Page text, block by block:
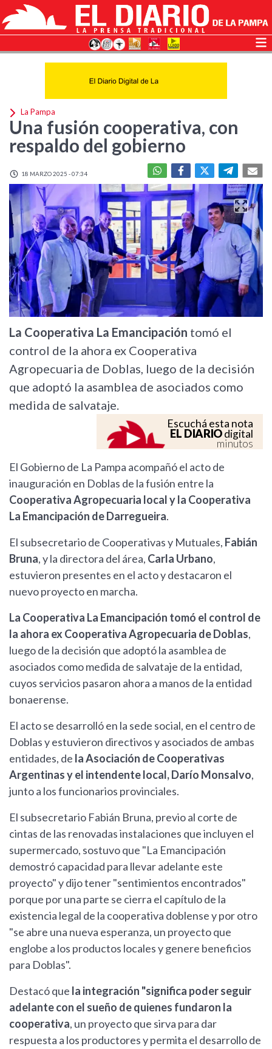
La Pampa
Una fusión cooperativa, con
respaldo del gobierno
18 MARZO 2025 - 07:34
La Cooperativa La Emancipación tomó el
control de la ahora ex Cooperativa
Agropecuaria de Doblas, luego de la decisión
que adoptó la asamblea de asociados como
medida de salvataje.
Escuchá esta nota
EL DIARIOdigital
minutos
El Gobierno de La Pampa acompañó el acto de
inauguración en Doblas de la fusión entre la
Cooperativa Agropecuaria local y la Cooperativa
La Emancipación de Darregueira.
El subsecretario de Cooperativas y Mutuales, Fabián
Bruna, y la directora del área, Carla Urbano,
estuvieron presentes en el acto y destacaron el
nuevo proyecto en marcha.
La Cooperativa La Emancipación tomó el control de
la ahora ex Cooperativa Agropecuaria de Doblas,
luego de la decisión que adoptó la asamblea de
asociados como medida de salvataje de la entidad,
cuyos servicios pasaron ahora a manos de la entidad
bonaerense.
El acto se desarrolló en la sede social, en el centro de
Doblas y estuvieron directivos y asociados de ambas
entidades, de la Asociación de Cooperativas
Argentinas y el intendente local, Darío Monsalvo,
junto a los funcionarios provinciales.
El subsecretario Fabián Bruna, previo al corte de
cintas de las renovadas instalaciones que incluyen el
supermercado, sostuvo que "La Emancipación
demostró capacidad para llevar adelante este
proyecto" y dijo tener "sentimientos encontrados"
porque por una parte se cierra el capítulo de la
existencia legal de la cooperativa doblense y por otro
"se abre una nueva esperanza, un proyecto que
englobe a los productos locales y genere beneficios
para Doblas".
Destacó que la integración "significa poder seguir
adelante con el sueño de quienes fundaron la
cooperativa, un proyecto que sirva para dar
respuesta a los productores y permita el desarrollo de